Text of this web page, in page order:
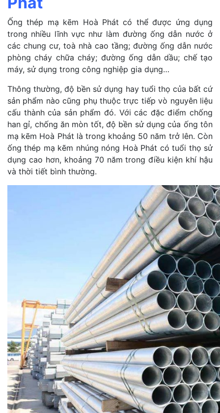
Ống thép mạ kẽm Hoà Phát có thể được ứng dụng
trong nhiều lĩnh vực như làm đường ống dẫn nước ở
các chung cư, toà nhà cao tầng; đường ống dẫn nước
phòng cháy chữa cháy; đường ống dẫn dầu; chế tạo
máy, sử dụng trong công nghiệp gia dụng…
Thông thường, độ bền sử dụng hay tuổi thọ của bất cứ
sản phẩm nào cũng phụ thuộc trực tiếp vò nguyên liệu
cấu thành của sản phẩm đó. Với các đặc điểm chống
han gỉ, chống ăn mòn tốt, độ bền sử dụng của ống tôn
mạ kẽm Hoà Phát là trong khoảng 50 năm trở lên. Còn
ống thép mạ kẽm nhúng nóng Hoà Phát có tuổi thọ sử
dụng cao hơn, khoảng 70 năm trong điều kiện khí hậu
và thời tiết bình thường.